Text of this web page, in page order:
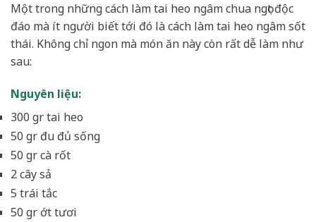
Một trong những cách làm tai heo ngâm chua ngọt độc
đáo mà ít người biết tới đó là cách làm tai heo ngâm sốt
thái. Không chỉ ngon mà món ăn này còn rất dễ làm như
sau:
Nguyên liệu:
300 gr tai heo
50 gr đu đủ sống
50 gr cà rốt
2 cây sả
5 trái tắc
50 gr ớt tươi